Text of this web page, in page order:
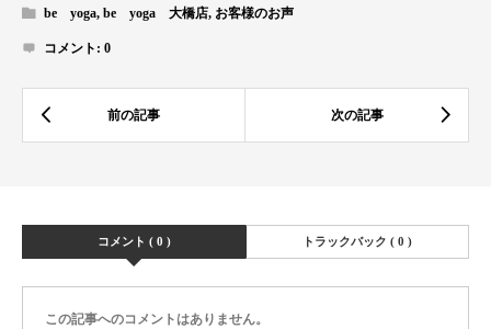
be yoga, be yoga 大橋店, お客様のお声
コメント: 0
コメント ( 0 ) トラックバック ( 0 )
この記事へのコメントはありません。